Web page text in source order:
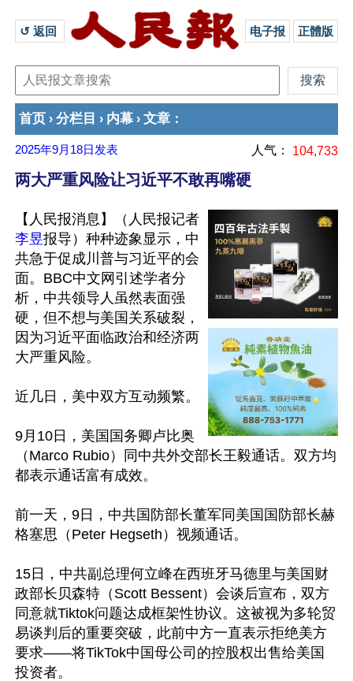
↺ 返回 电子报 正體版
首页 › 分栏目 › 内幕 › 文章 ：
2025年9月18日 发表 人气： 104,733
两大严重风险让习近平不敢再嘴硬
【人民报消息】（人民报记者
李昱报导）种种迹象显示，中
共急于促成川普与习近平的会
面。BBC中文网引述学者分
析，中共领导人虽然表面强
硬，但不想与美国关系破裂，
因为习近平面临政治和经济两
大严重风险。
近几日，美中双方互动频繁。
9月10日，美国国务卿卢比奥
（Marco Rubio）同中共外交部长王毅通话。双方均
都表示通话富有成效。
前一天，9日，中共国防部长董军同美国国防部长赫
格塞思（Peter Hegseth）视频通话。
15日，中共副总理何立峰在西班牙马德里与美国财
政部长贝森特（Scott Bessent）会谈后宣布，双方
同意就Tiktok问题达成框架性协议。这被视为多轮贸
易谈判后的重要突破，此前中方一直表示拒绝美方
要求——将TikTok中国母公司的控股权出售给美国
投资者。